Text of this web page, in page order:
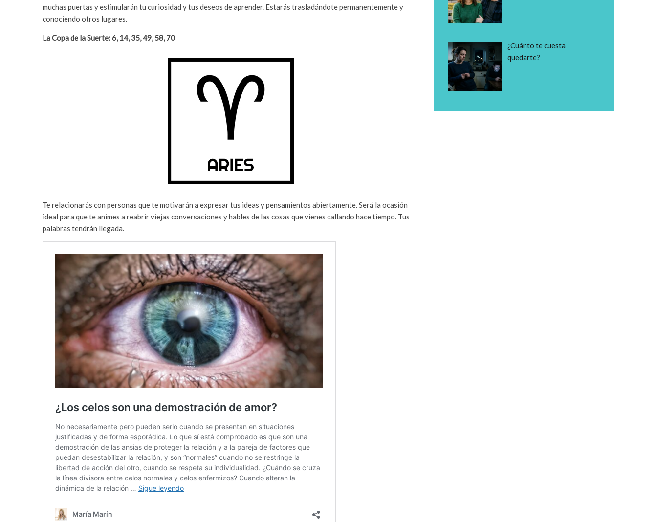
muchas puertas y estimularán tu curiosidad y tus deseos de aprender. Estarás trasladándote permanentemente y
conociendo otros lugares.
La Copa de la Suerte: 6, 14, 35, 49, 58, 70
Te relacionarás con personas que te motivarán a expresar tus ideas y pensamientos abiertamente. Será la ocasión
ideal para que te animes a reabrir viejas conversaciones y hables de las cosas que vienes callando hace tiempo. Tus
palabras tendrán llegada.
¿Cuánto te cuesta
quedarte?